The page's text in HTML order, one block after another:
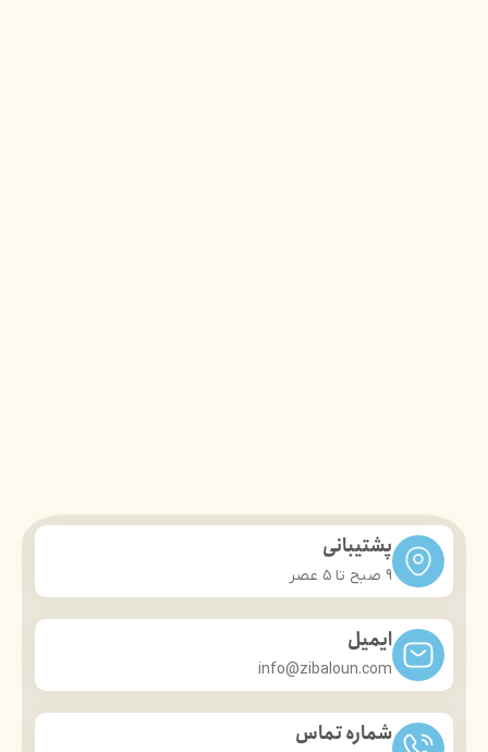
پشتیبانی
9 صبح تا ۵ عصر
ایمیل
info@zibaloun.com
شماره تماس